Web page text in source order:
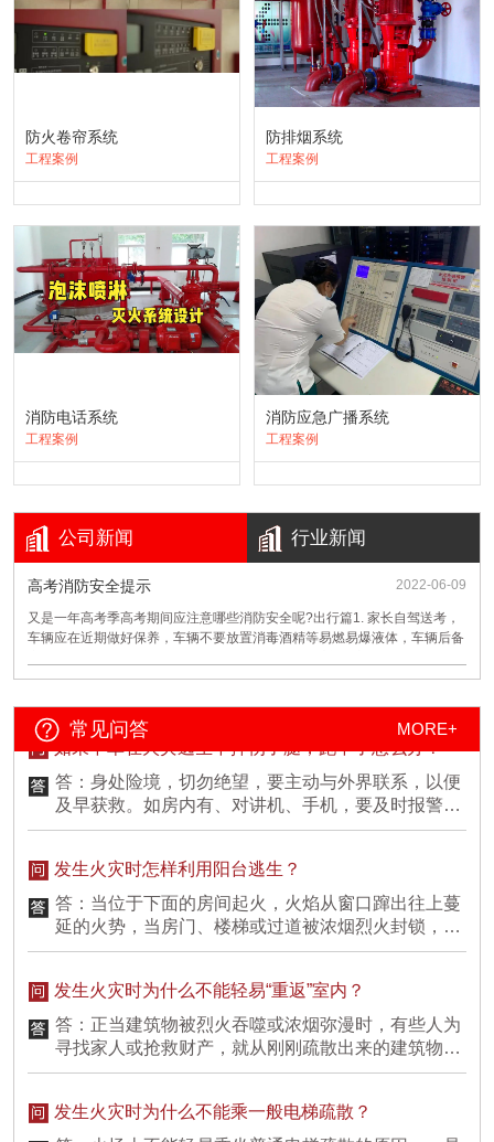
防火卷帘系统
工程案例
防排烟系统
工程案例
消防电话系统
工程案例
消防应急广播系统
工程案例
公司新闻 行业新闻
高考消防安全提示 2022-06-09
又是一年高考季高考期间应注意哪些消防安全呢?出行篇1. 家长自驾送考，
车辆应在近期做好保养，车辆不要放置消毒酒精等易燃易爆液体，车辆后备
出发前要检查好车况。2. 在考场周边，将车辆按规定有序停放到停车场，尽
公交出行时，一旦发生火灾车门无法正常开启，扳动位车门上部的应急开关
或利用车窗边的安全锤砸碎车窗(车窗的上侧边角，或玻璃上指定位置)，迅
速逃生。身上着火，可就地打滚，或用厚重衣物覆盖火苗，切不可带火乱跑
或用灭火器对人喷射。住宿篇1. 进入宾馆前，应先熟悉掌握疏散通道、安全
出口位置、方向，了解灭火器材摆放位置。2. 要时刻注意自己身边的家用电
器插线板，不要将插线板放置书桌、床头。切不可通宵不关电源开关，以免
睡着后电器发生短路造成严重后果。3. 当大火袭来时要迅速通过疏散通道逃
间。4. 大火封门无法逃生时，可用浸湿的被褥、衣物等堵塞门缝，泼水降
温，呼救待援。5. 必须穿过烟火才能逃生时，应尽量用浸湿的衣物被裹住身
体，冲出火区，切不可迎烟雾直立行走，应用湿毛巾、手帕捂住口鼻，低位
匍伏行走，寻找安全出口，避免过早中毒窒息。‍暴雨篇1. 暴雨伴雷电时，手
机关闭，扔掉带金属雨伞，与电线保持距离。2. 不要趟比较深的水流，不要
开，进行逃生。4. 洪水来时，要迅速往制高点转移，不要冒险涉水游泳。愿
所有学子历尽千帆终能得偿所愿加油!查看详情
常见问答 MORE+
答：一般来说，火场逃生的方法主要有：①利用登高
消防车，挂钩梯两节梯连用逃生；②利用建筑物通道
或建筑物内设施逃生；③自制器材逃生；④寻找避难
处所逃生；⑤互救逃生；⑥利用身边消防器材或其他
器材边灭火边逃生。
遇到火灾，向外跑得越快越好，对吗？
答：人的求生本能促使人一般总想向室外跑，这对低
处较高楼层或比较复杂结构的环境中，人们跑到室外
需要较长时间，所以会怠误逃生的时机。逃生时并非
蔓延较慢，浓烟不多时，可以迅速逃离火海；火势不
大但烟却多时，则不应快跑，应弯身猫腰，压低姿
势，尽量接近地面或角落，慢慢移离火源。因为空气
稀少处，快速行动会加快呼吸，增加空气的需要量，
从而吸入毒气。
如果不幸在火灾逃生中摔伤了腿，跑不了怎么办？
答：身处险境，切勿绝望，要主动与外界联系，以便
及早获救。如房内有、对讲机、手机，要及时报警，
如没有这些通讯设备，白天可以挥动色彩鲜艳的旗子
警求援。在被烟气窒息失去自救能力时，应努力滚到
墙边也可防止房屋结构塌落砸伤自己。
发生火灾时怎样利用阳台逃生？
答：当位于下面的房间起火，火焰从窗口蹿出往上蔓
延的火势，当房门、楼梯或过道被浓烟烈火封锁，人
被围困在房间里无法逃生时，人们只要攀缘阳台边的
借助木板或竹竿等逃往邻居的阳台。能找到结实的绳
无法逃生，躲避到阳台上的人，也可赢得一些时间来
等待消防人员的救援。
发生火灾时为什么不能轻易“重返”室内？
答：正当建筑物被烈火吞噬或浓烟弥漫时，有些人为
寻找家人或抢救财产，就从刚刚疏散出来的建筑物
内，试图“重返”室内，这是非常危险的。因为这样做
你重返建筑物时，也许正遇上可燃物发生“轰燃”现
发生火灾时为什么不能乘一般电梯疏散？
答：火场上不能轻易乘坐普通电梯疏散的原因：一是